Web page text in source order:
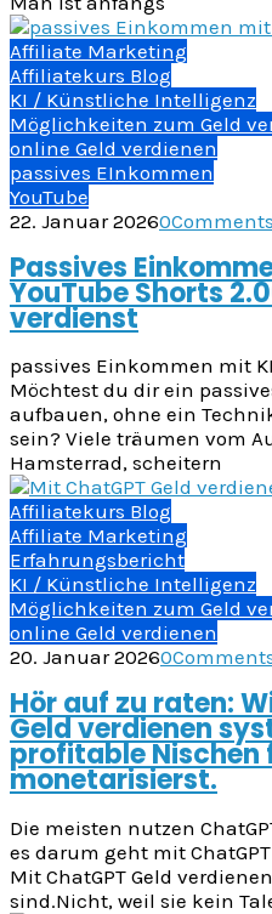
Affiliate Marketing
Affiliatekurs Blog
KI / Künstliche Intelligenz
Möglichkeiten zum Geld
online Geld verdienen
passives EInkommen
YouTube
22. Januar 20260Comments
Passives
YouTube Shorts
verdienst
passives Einkommen mit
Möchtest du dir ein
aufbauen, ohne ein
sein? Viele träumen vom
Hamsterrad, scheitern
Affiliatekurs Blog
Affiliate Marketing
Erfahrungsbericht
KI / Künstliche Intelligenz
Möglichkeiten zum Geld
online Geld verdienen
20. Januar 20260
Hör auf zu raten:
Geld verdienen
profitable Nischen
monetarisierst.
Die meisten nutzen
es darum geht mit
Mit ChatGPT Geld
sind.Nicht, weil sie kein